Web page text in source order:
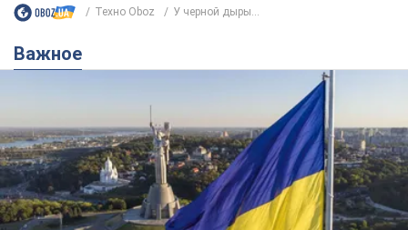
Техно Oboz У черной дыры...
Важное